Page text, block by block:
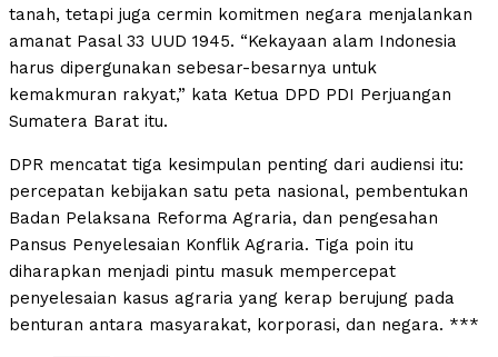
tanah, tetapi juga cermin komitmen negara menjalankan
amanat Pasal 33 UUD 1945. “Kekayaan alam Indonesia
harus dipergunakan sebesar-besarnya untuk
kemakmuran rakyat,” kata Ketua DPD PDI Perjuangan
Sumatera Barat itu.
DPR mencatat tiga kesimpulan penting dari audiensi itu:
percepatan kebijakan satu peta nasional, pembentukan
Badan Pelaksana Reforma Agraria, dan pengesahan
Pansus Penyelesaian Konflik Agraria. Tiga poin itu
diharapkan menjadi pintu masuk mempercepat
penyelesaian kasus agraria yang kerap berujung pada
benturan antara masyarakat, korporasi, dan negara. ***